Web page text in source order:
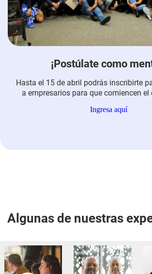
¡Postúlate como
Hasta el 15 de abril podrás inscribirte
a empresarios para que comiencen el
a través de formación y mentoría. No
Ingresa aquí
Algunas de nuestras